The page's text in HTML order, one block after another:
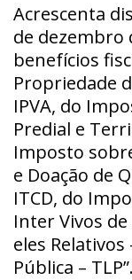
Acrescenta
de dezembro
benefícios
Propriedade
IPVA, do
Predial e
Imposto
e Doação de
ITCD, do
Inter Vivos
eles Relativos
Pública – TLP”.